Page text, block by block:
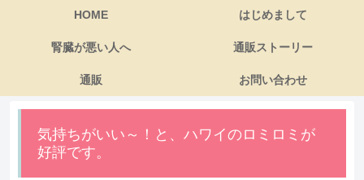
HOME はじめまして
腎臓が悪い人へ 通販ストーリー
通販 お問い合わせ
気持ちがいい～！と、ハワイのロミロミが
好評です。